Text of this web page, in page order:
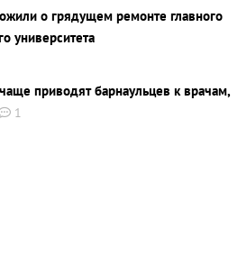
о грядущем ремонте главного
университета
приводят барнаульцев к врачам,
1